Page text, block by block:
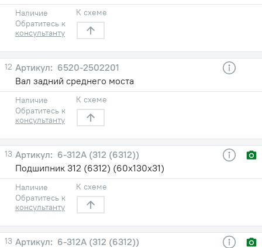
Наличие
Обратитесь к
консультанту
К схеме
12
6520-2502201
Вал задний среднего моста
Наличие
Обратитесь к
консультанту
К схеме
13
6-312А (312 (6312))
Подшипник 312 (6312) (60х130х31)
Наличие
Обратитесь к
консультанту
К схеме
13
6-312А (312 (6312))